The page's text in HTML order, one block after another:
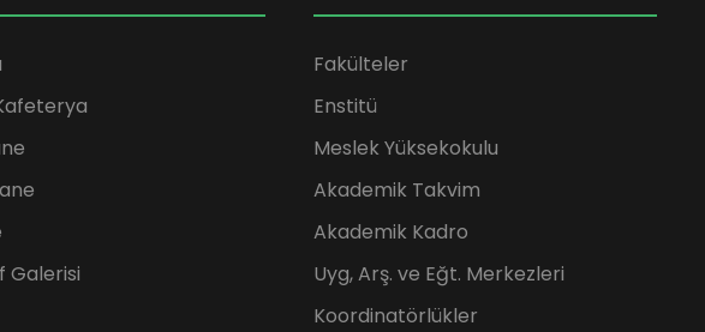
Galerisi
Fakülteler
Enstitü
Meslek Yüksekokulu
Akademik Takvim
Akademik Kadro
Uyg, Arş. ve Eğt. Merkezleri
Koordinatörlükler